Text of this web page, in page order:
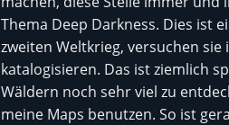
Thema Deep Darkness. Dies ist
zweiten Weltkrieg, versuchen
katalogisieren. Das ist ziemlich
Wäldern noch sehr viel zu
meine Maps benutzen. So ist